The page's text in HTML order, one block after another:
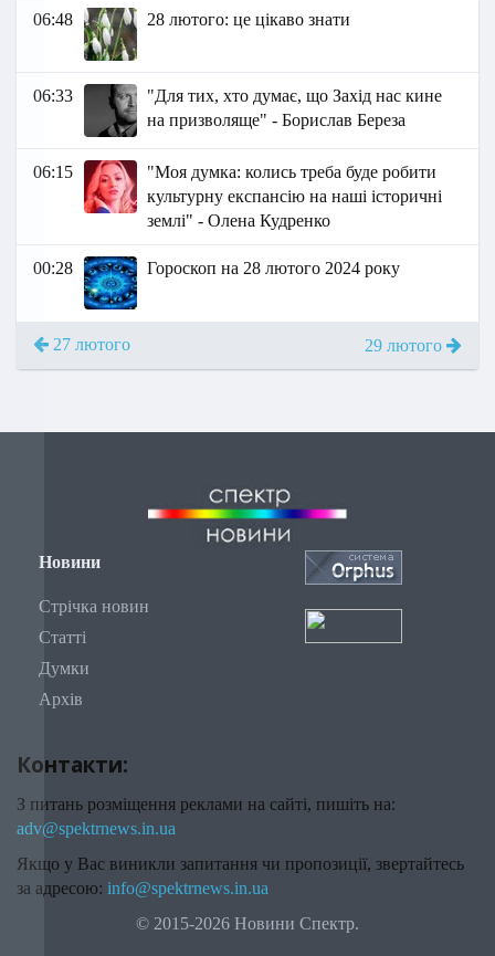
06:48 28 лютого: це цікаво знати
06:33
"Для тих, хто думає, що Захід нас кине
на призволяще" - Борислав Береза
06:15
"Моя думка: колись треба буде робити
культурну експансію на наші історичні
землі" - Олена Кудренко
00:28 Гороскоп на 28 лютого 2024 року
27 лютого 29 лютого
Новини
Стрічка новин
Статті
Думки
Архів
Контакти:
З питань розміщення реклами на сайті, пишіть на:
adv@spektrnews.in.ua
Якщо у Вас виникли запитання чи пропозиції, звертайтесь
за адресою: info@spektrnews.in.ua
© 2015-2026 Новини Спектр.